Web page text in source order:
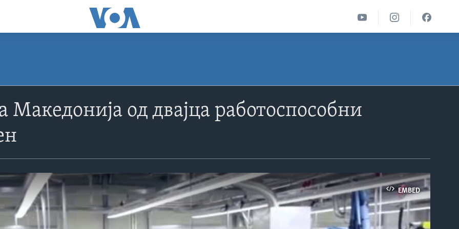
Македонија од двајца работоспособни
EMBED